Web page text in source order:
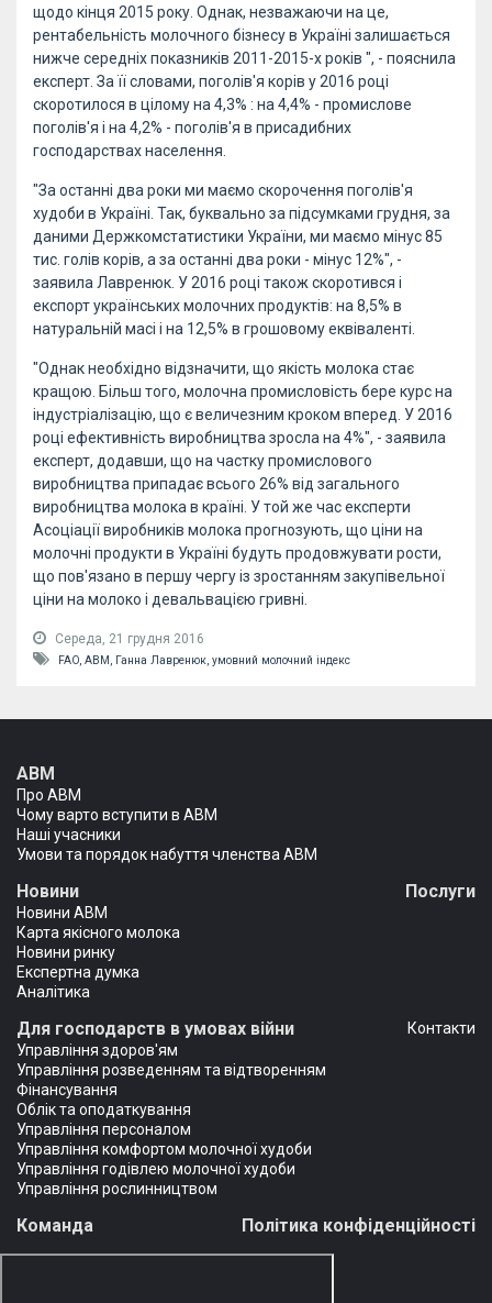
щодо кінця 2015 року. Однак, незважаючи на це,
рентабельність молочного бізнесу в Україні залишається
нижче середніх показників 2011-2015-х років ", - пояснила
експерт. За її словами, поголів'я корів у 2016 році
скоротилося в цілому на 4,3% : на 4,4% - промислове
поголів'я і на 4,2% - поголів'я в присадибних
господарствах населення.
"За останні два роки ми маємо скорочення поголів'я
худоби в Україні. Так, буквально за підсумками грудня, за
даними Держкомстатистики України, ми маємо мінус 85
тис. голів корів, а за останні два роки - мінус 12%", -
заявила Лавренюк. У 2016 році також скоротився і
експорт українських молочних продуктів: на 8,5% в
натуральній масі і на 12,5% в грошовому еквіваленті.
"Однак необхідно відзначити, що якість молока стає
кращою. Більш того, молочна промисловість бере курс на
індустріалізацію, що є величезним кроком вперед. У 2016
році ефективність виробництва зросла на 4%", - заявила
експерт, додавши, що на частку промислового
виробництва припадає всього 26% від загального
виробництва молока в країні. У той же час експерти
Асоціації виробників молока прогнозують, що ціни на
молочні продукти в Україні будуть продовжувати рости,
що пов'язано в першу чергу із зростанням закупівельної
ціни на молоко і девальвацією гривні.
Середа, 21 грудня 2016
FAO, АВМ, Ганна Лавренюк, умовний молочний індекс
АВМ
Про АВМ
Чому варто вступити в АВМ
Наші учасники
Умови та порядок набуття членства АВМ
Новини
Новини АВМ
Карта якісного молока
Новини ринку
Експертна думка
Аналітика
Послуги
Для господарств в умовах війни
Управління здоров'ям
Управління розведенням та відтворенням
Фінансування
Облік та оподаткування
Управління персоналом
Управління комфортом молочної худоби
Управління годівлею молочної худоби
Управління рослинництвом
Контакти
Команда Політика конфіденційності